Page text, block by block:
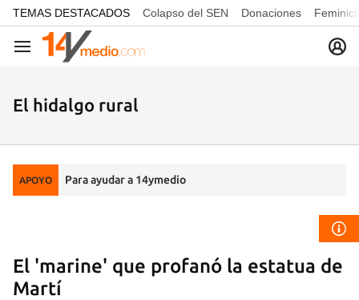
common.go-to-content
TEMAS DESTACADOS Colapso del SEN Donaciones
Navegación
El hidalgo rural
APOYO Para ayudar a 14ymedio
El 'marine' que profanó la estatua de
Martí